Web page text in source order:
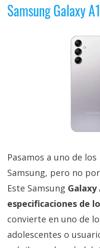
Samsung Galaxy
Pasamos a uno de
Samsung, pero no
Este Samsung Galaxy
especificaciones de
convierte en uno de
adolescentes o